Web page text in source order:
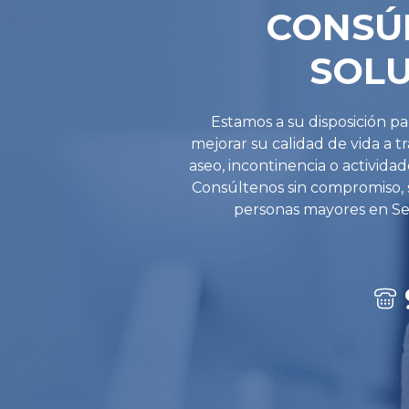
Estamos a su disposición
mejorar su calidad de vida a
aseo, incontinencia o
Consúltenos sin
personas mayores en